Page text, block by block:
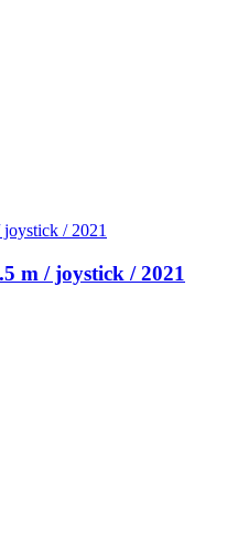
m / joystick / 2021